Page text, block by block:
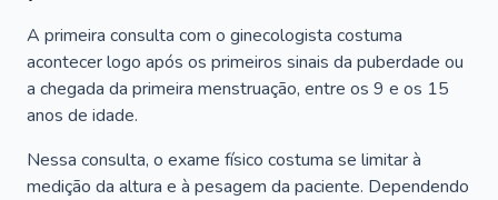
A primeira consulta com o ginecologista costuma
acontecer logo após os primeiros sinais da puberdade ou
a chegada da primeira menstruação, entre os 9 e os 15
anos de idade.
Nessa consulta, o exame físico costuma se limitar à
medição da altura e à pesagem da paciente. Dependendo